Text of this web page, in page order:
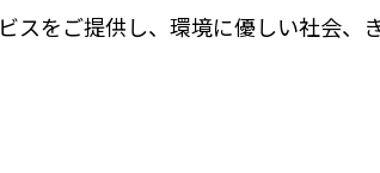
ビスをご提供し、環境に優しい社会、